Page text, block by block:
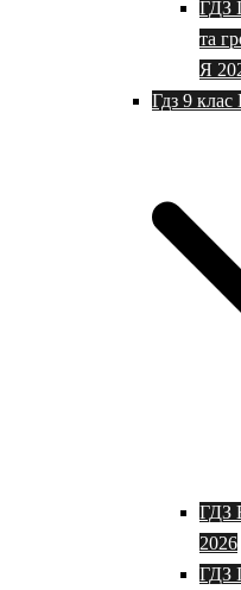
ГДЗ
та
Я
Гдз 9 клас
ГДЗ
2026
ГДЗ